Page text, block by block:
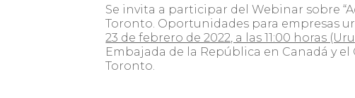
Se invita a participar delWebinar sobre
Toronto. Oportunidades para empresas
23 de febrero de 2022, a las 11:00 horas
Embajada de la República en Canadá y
Toronto.